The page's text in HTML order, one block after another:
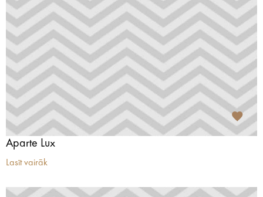
Aparte Lux
Lasīt vairāk